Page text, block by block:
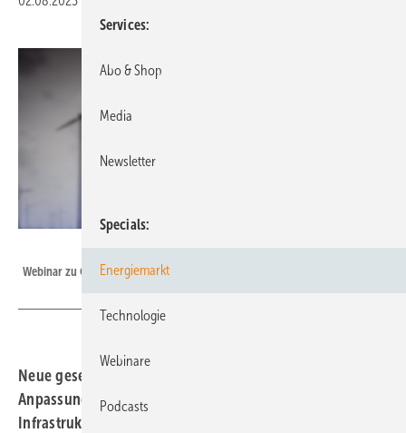
Webinar zu Cybersecurity und Digitalisierung – jetzt ansehen!
Neue gesetzliche Vorgaben verlangen von Unternehmen
Anpassungen in Sachen IT-Sicherheit und Kritische
Infrastruktur. Bei Nicht-Beachtung drohen Strafen in
Services
Abo & Shop
Media
Newsletter
Specials
Energiemarkt
Technologie
Webinare
Podcasts